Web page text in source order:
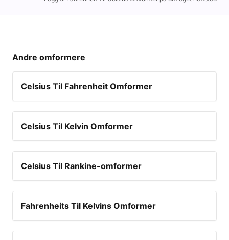
Andre omformere
Celsius Til Fahrenheit Omformer
Celsius Til Kelvin Omformer
Celsius Til Rankine-omformer
Fahrenheits Til Kelvins Omformer